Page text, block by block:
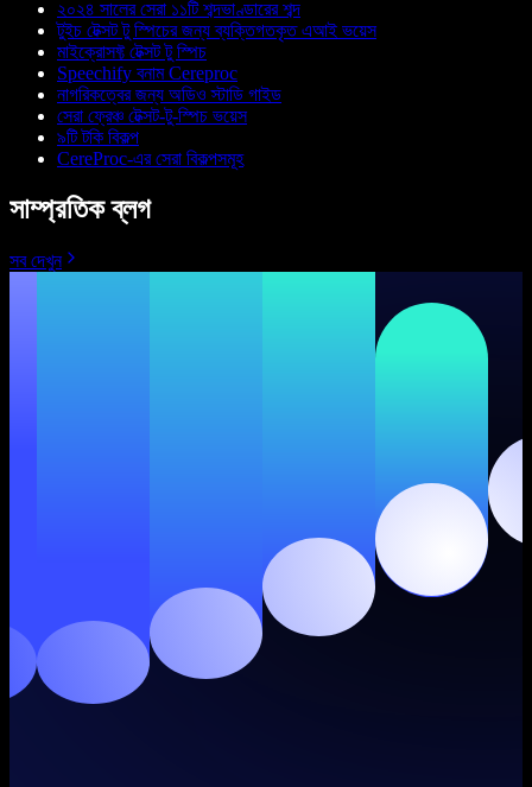
২০২৪ সালের সেরা ১১টি শব্দভাণ্ডারের শব্দ
টুইচ টেক্সট টু স্পিচের জন্য ব্যক্তিগতকৃত এআই ভয়েস
মাইক্রোসফ্ট টেক্সট টু স্পিচ
Speechify বনাম Cereproc
নাগরিকত্বের জন্য অডিও স্টাডি গাইড
সেরা ফ্রেঞ্চ টেক্সট-টু-স্পিচ ভয়েস
৯টি টকি বিকল্প
CereProc-এর সেরা বিকল্পসমূহ
সাম্প্রতিক ব্লগ
সব দেখুন